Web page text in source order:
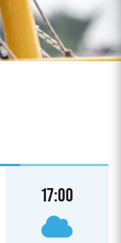
17:00